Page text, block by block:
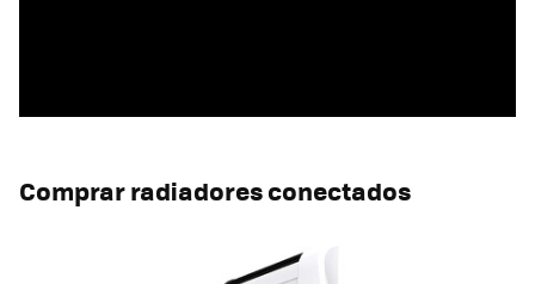
Comprar radiadores conectados